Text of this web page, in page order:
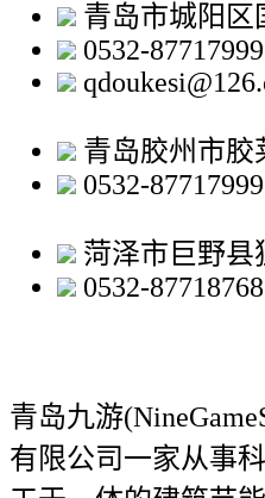
青岛市城阳区
0532-87717999
青岛胶州市胶
0532-87717999
菏泽市巨野县
0532-87718768
青岛九游
有限公司一家从事